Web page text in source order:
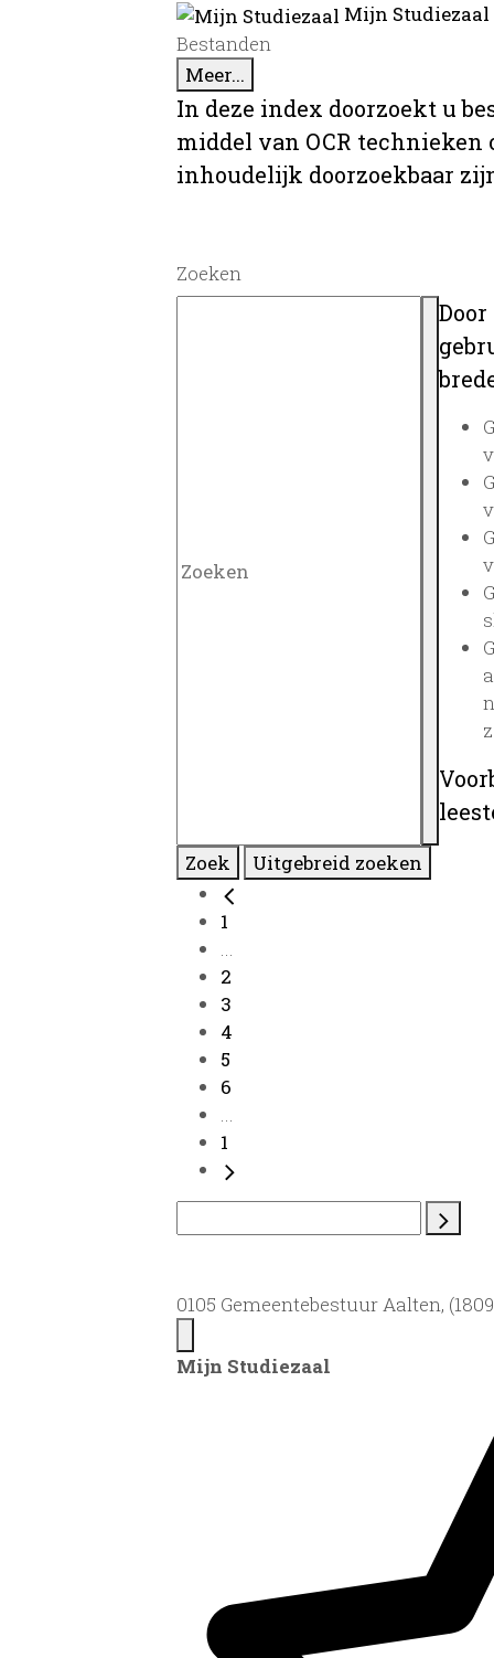
Mijn
Bestanden
Meer...
In deze index doorzoekt u
middel van OCR
inhoudelijk doorzoekbaar
Zoeken
Zoek Uitgebreid zoeken
1
...
2
3
4
5
6
...
1
0105 Gemeentebestuur Aalten,
Mijn Studiezaal